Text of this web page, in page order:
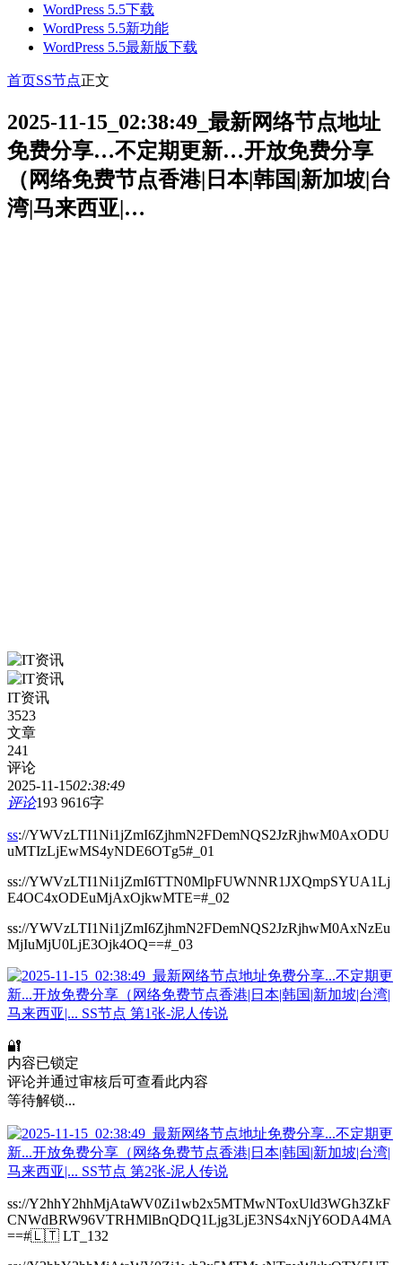
WordPress 5.5下载
WordPress 5.5新功能
WordPress 5.5最新版下载
首页SS节点正文
2025-11-15_02:38:49_最新网络节点地址
免费分享…不定期更新…开放免费分享
（网络免费节点香港|日本|韩国|新加坡|台
湾|马来西亚|…
IT资讯
3523
文章
241
评论
2025-11-1502:38:49
评论193 9616字
ss://YWVzLTI1Ni1jZmI6ZjhmN2FDemNQS2JzRjhwM0AxODU
uMTIzLjEwMS4yNDE6OTg5#_01
ss://YWVzLTI1Ni1jZmI6TTN0MlpFUWNNR1JXQmpSYUA1Lj
E4OC4xODEuMjAxOjkwMTE=#_02
ss://YWVzLTI1Ni1jZmI6ZjhmN2FDemNQS2JzRjhwM0AxNzEu
MjIuMjU0LjE3Ojk4OQ==#_03
🔐
内容已锁定
评论并通过审核后可查看此内容
等待解锁...
ss://Y2hhY2hhMjAtaWV0Zi1wb2x5MTMwNToxUld3WGh3ZkF
CNWdBRW96VTRHMlBnQDQ1Ljg3LjE3NS4xNjY6ODA4MA
==#🇱🇹 LT_132